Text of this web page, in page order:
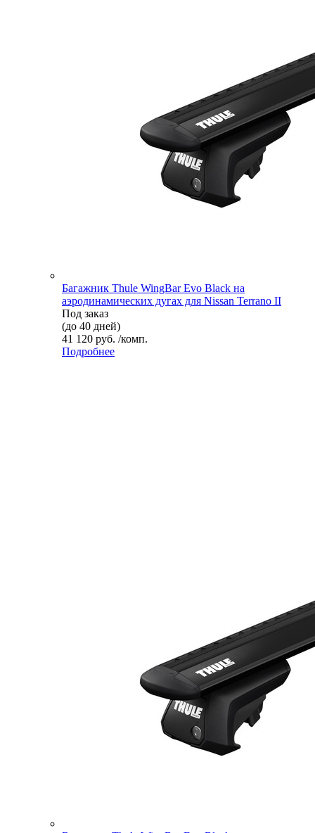
Багажник Thule WingBar Evo Black на
аэродинамических дугах для Nissan Terrano II
Под заказ
(до 40 дней)
41 120 руб. /комп.
Подробнее